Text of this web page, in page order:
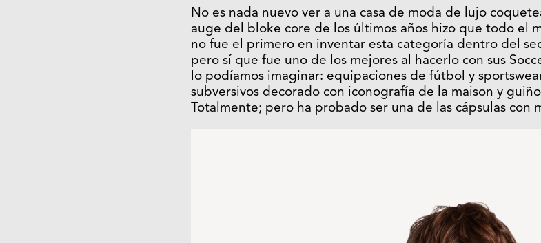
No es nada nuevo ver a una casa de moda de lujo
auge del bloke core de los últimos años hizo que todo el
no fue el primero en inventar esta categoría dentro del
pero sí que fue uno de los mejores al hacerlo con sus
lo podíamos imaginar: equipaciones de fútbol y
subversivos decorado con iconografía de la maison y
Totalmente; pero ha probado ser una de las cápsulas con